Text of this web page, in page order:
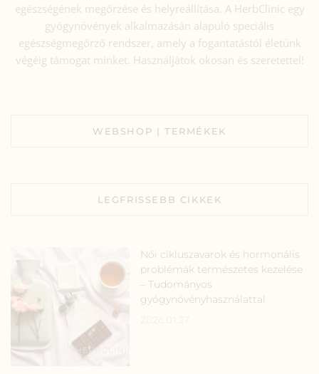
egészségének megőrzése és helyreállítása. A HerbClinic egy
gyógynövények alkalmazásán alapuló speciális
egészségmegőrző rendszer, amely a fogantatástól életünk
végéig támogat minket. Használjátok okosan és szeretettel!
WEBSHOP | TERMÉKEK
LEGFRISSEBB CIKKEK
Női cikluszavarok és hormonális
problémák természetes kezelése
– Tudományos
gyógynövényhasználattal